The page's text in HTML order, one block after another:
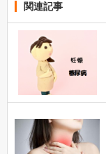
関連記事